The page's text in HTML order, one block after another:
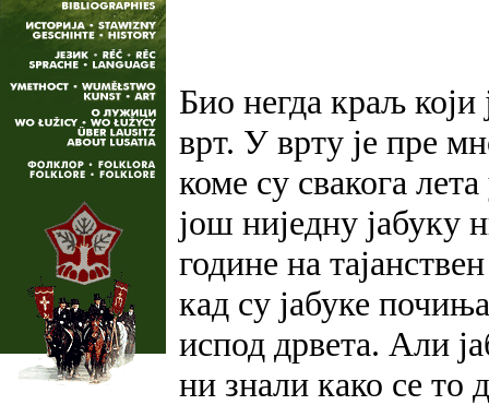
Био негда краљ који
врт. У врту је пре
коме су свакога
још ниједну јабуку
године на
кад су јабуке
испод дрвета. Али
ни знали како се то